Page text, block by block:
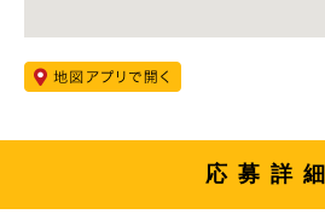
応募詳細